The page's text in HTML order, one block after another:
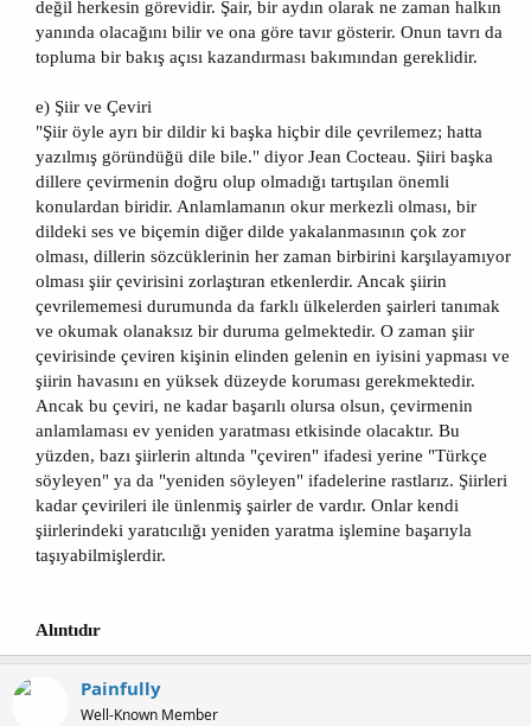
değil herkesin görevidir. Şair, bir aydın olarak ne zaman halkın
yanında olacağını bilir ve ona göre tavır gösterir. Onun tavrı da
topluma bir bakış açısı kazandırması bakımından gereklidir.
e) Şiir ve Çeviri
"Şiir öyle ayrı bir dildir ki başka hiçbir dile çevrilemez; hatta
yazılmış göründüğü dile bile." diyor Jean Cocteau. Şiiri başka
dillere çevirmenin doğru olup olmadığı tartışılan önemli
konulardan biridir. Anlamlamanın okur merkezli olması, bir
dildeki ses ve biçemin diğer dilde yakalanmasının çok zor
olması, dillerin sözcüklerinin her zaman birbirini karşılayamıyor
olması şiir çevirisini zorlaştıran etkenlerdir. Ancak şiirin
çevrilememesi durumunda da farklı ülkelerden şairleri tanımak
ve okumak olanaksız bir duruma gelmektedir. O zaman şiir
çevirisinde çeviren kişinin elinden gelenin en iyisini yapması ve
şiirin havasını en yüksek düzeyde koruması gerekmektedir.
Ancak bu çeviri, ne kadar başarılı olursa olsun, çevirmenin
anlamlaması ev yeniden yaratması etkisinde olacaktır. Bu
yüzden, bazı şiirlerin altında "çeviren" ifadesi yerine "Türkçe
söyleyen" ya da "yeniden söyleyen" ifadelerine rastlarız. Şiirleri
kadar çevirileri ile ünlenmiş şairler de vardır. Onlar kendi
şiirlerindeki yaratıcılığı yeniden yaratma işlemine başarıyla
taşıyabilmişlerdir.
Alıntıdır
Painfully
Well-Known Member